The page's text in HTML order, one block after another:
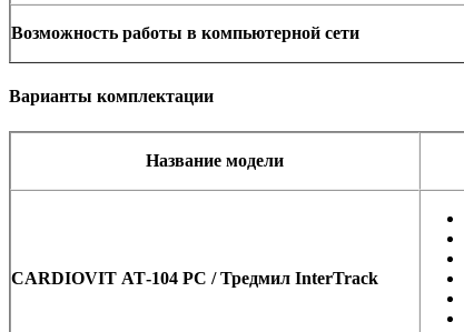
Возможность работы в компьютерной сети
Варианты комплектации
Название модели
CARDIOVIT АТ-104 PC / Тредмил InterTrack